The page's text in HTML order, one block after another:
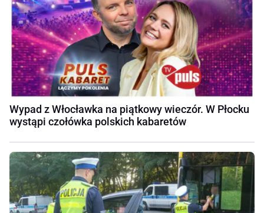
Wypad z Włocławka na piątkowy wieczór. W Płocku
wystąpi czołówka polskich kabaretów